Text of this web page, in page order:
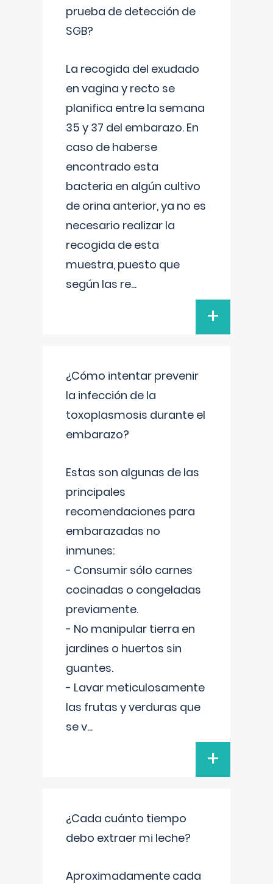
prueba de detección de
SGB?
La recogida del exudado
en vagina y recto se
planifica entre la semana
35 y 37 del embarazo. En
caso de haberse
encontrado esta
bacteria en algún cultivo
de orina anterior, ya no es
necesario realizar la
recogida de esta
muestra, puesto que
según las re...
+
¿Cómo intentar prevenir
la infección de la
toxoplasmosis durante el
embarazo?
Estas son algunas de las
principales
recomendaciones para
embarazadas no
inmunes:
- Consumir sólo carnes
cocinadas o congeladas
previamente.
- No manipular tierra en
jardines o huertos sin
guantes.
- Lavar meticulosamente
las frutas y verduras que
se v...
+
¿Cada cuánto tiempo
debo extraer mi leche?
Aproximadamente cada